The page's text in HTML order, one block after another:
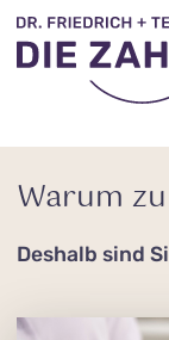
Warum
Deshalb sind